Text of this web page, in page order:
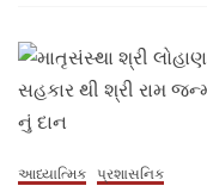
આધ્યાત્મિક પ્રશાસનિક